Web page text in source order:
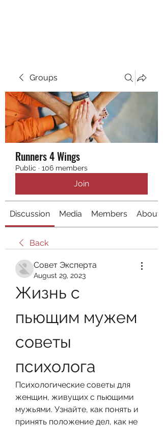
Groups
Runners 4 Wings
Public · 106 members
Join
Discussion Media Members About
Back
Совет Эксперта
August 29, 2023
Жизнь с
пьющим мужем
советы
психолога
Психологические советы для
женщин, живущих с пьющими
мужьями. Узнайте, как понять и
принять положение дел, как не